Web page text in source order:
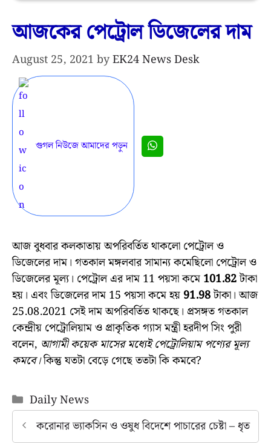
আজকের পেট্রোল ডিজেলের দাম
August 25, 2021 byEK24 News Desk
গুগল নিউজে আমাদের পড়ুন
আজ বুধবার কলকাতায় অপরিবর্তিত থাকলো পেট্রোল ও
ডিজেলের দাম। গতকাল মঙ্গলবার সামান্য কমেছিলো পেট্রোল ও
ডিজেলের মূল্য। পেট্রোল এর দাম 11 পয়সা কমে 101.82টাকা
হয়। এবং ডিজেলের দাম 15 পয়সা কমে হয় 91.98টাকা। আজ
25.08.2021 সেই দাম অপরিবর্তিত থাকছে। প্রসঙ্গত গতকাল
কেন্দ্রীয় পেট্রোলিয়াম ও প্রাকৃতিক গ্যাস মন্ত্রী হরদীপ সিং পুরী
বলেন, আগামী কয়েক মাসের মধ্যেই পেট্রোলিয়াম পণ্যের মূল্য
কমবে।কিন্তু যতটা বেড়ে গেছে ততটা কি কমবে?
Categories
Daily News
করোনার ভ্যাকসিন ও ওষুধ বিদেশে পাচারের চেষ্টা – ধৃত